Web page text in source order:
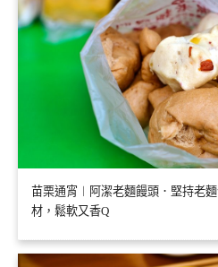
苗栗通宵︱阿潔老麵饅頭．堅持老
材，鬆軟又香Q